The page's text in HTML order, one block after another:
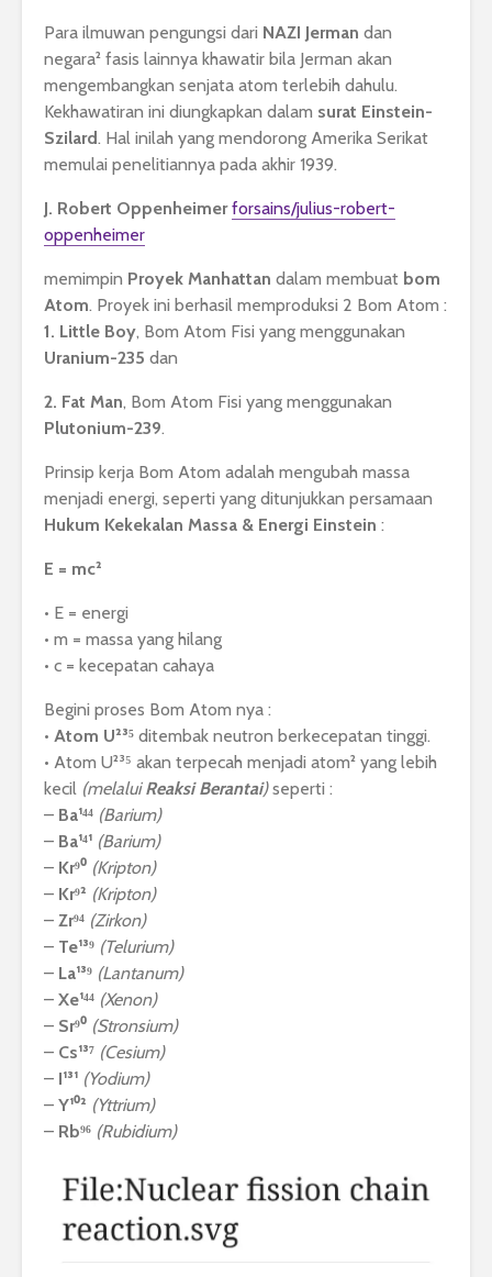
Para ilmuwan pengungsi dari NAZI Jerman dan
negara² fasis lainnya khawatir bila Jerman akan
mengembangkan senjata atom terlebih dahulu.
Kekhawatiran ini diungkapkan dalam surat Einstein-
Szilard. Hal inilah yang mendorong Amerika Serikat
memulai penelitiannya pada akhir 1939.
J. Robert Oppenheimer forsains/julius-robert-
oppenheimer
memimpin Proyek Manhattan dalam membuat bom
Atom. Proyek ini berhasil memproduksi 2 Bom Atom :
1. Little Boy, Bom Atom Fisi yang menggunakan
Uranium-235 dan
2. Fat Man, Bom Atom Fisi yang menggunakan
Plutonium-239.
Prinsip kerja Bom Atom adalah mengubah massa
menjadi energi, seperti yang ditunjukkan persamaan
Hukum Kekekalan Massa & Energi Einstein :
E = mc²
• E = energi
• m = massa yang hilang
• c = kecepatan cahaya
Begini proses Bom Atom nya :
• Atom U²³⁵ ditembak neutron berkecepatan tinggi.
• Atom U²³⁵ akan terpecah menjadi atom² yang lebih
kecil (melaluiReaksi Berantai)seperti :
– Ba¹⁴⁴ (Barium)
– Ba¹⁴¹ (Barium)
– Kr⁹⁰ (Kripton)
– Kr⁹² (Kripton)
– Zr⁹⁴ (Zirkon)
– Te¹³⁹ (Telurium)
– La¹³⁹ (Lantanum)
– Xe¹⁴⁴ (Xenon)
– Sr⁹⁰ (Stronsium)
– Cs¹³⁷ (Cesium)
– I¹³¹ (Yodium)
– Y¹⁰² (Yttrium)
– Rb⁹⁶ (Rubidium)